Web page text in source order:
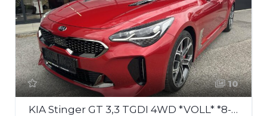
10
KIA Stinger GT 3,3 TGDI 4WD *VOLL* *8-Fach*